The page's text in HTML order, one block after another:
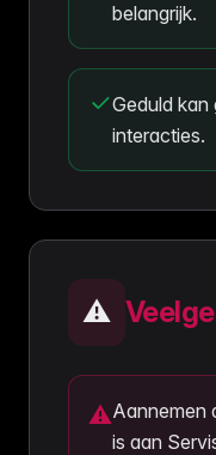
belangrijk.
Geduld kan
interacties.
⚠️
⚠Aannemen
is aan